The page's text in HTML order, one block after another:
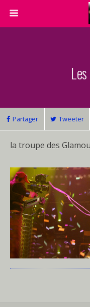
Partager Tweeter
la troupe des